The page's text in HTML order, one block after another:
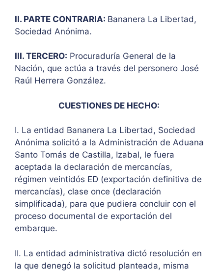
II. PARTE CONTRARIA: Bananera La Libertad,
Sociedad Anónima.
III. TERCERO: Procuraduría General de la
Nación, que actúa a través del personero José
Raúl Herrera González.
CUESTIONES DE HECHO:
I. La entidad Bananera La Libertad, Sociedad
Anónima solicitó a la Administración de Aduana
Santo Tomás de Castilla, Izabal, le fuera
aceptada la declaración de mercancías,
régimen veintidós ED (exportación definitiva de
mercancías), clase once (declaración
simplificada), para que pudiera concluir con el
proceso documental de exportación del
embarque.
II. La entidad administrativa dictó resolución en
la que denegó la solicitud planteada, misma